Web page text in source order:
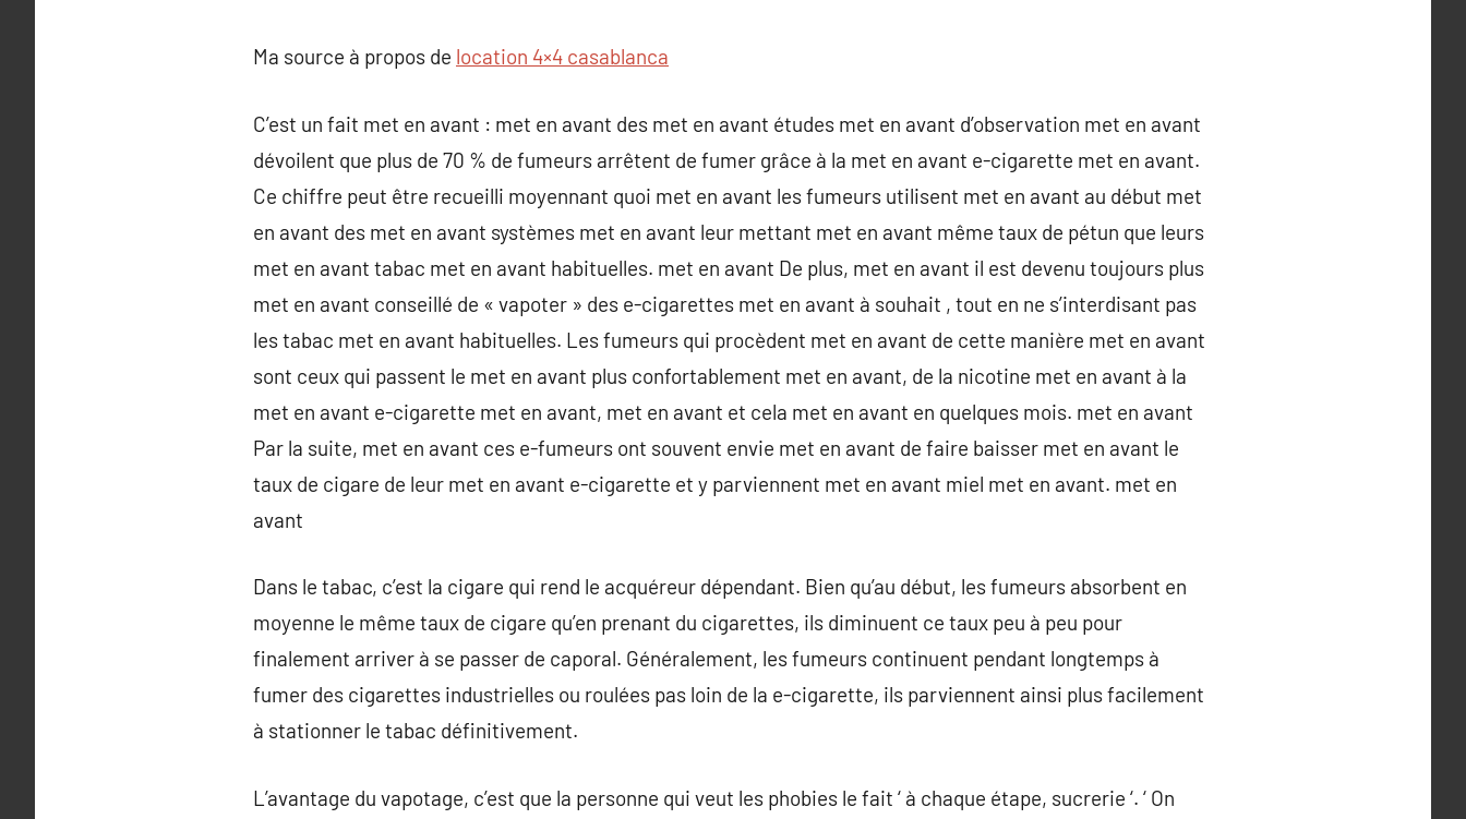
Ma source à propos de location 4×4 casablanca
C’est un fait met en avant : met en avant des met en avant études met en avant d’observation met en avant
dévoilent que plus de 70 % de fumeurs arrêtent de fumer grâce à la met en avant e-cigarette met en avant.
Ce chiffre peut être recueilli moyennant quoi met en avant les fumeurs utilisent met en avant au début met
en avant des met en avant systèmes met en avant leur mettant met en avant même taux de pétun que leurs
met en avant tabac met en avant habituelles. met en avant De plus, met en avant il est devenu toujours plus
met en avant conseillé de « vapoter » des e-cigarettes met en avant à souhait , tout en ne s’interdisant pas
les tabac met en avant habituelles. Les fumeurs qui procèdent met en avant de cette manière met en avant
sont ceux qui passent le met en avant plus confortablement met en avant, de la nicotine met en avant à la
met en avant e-cigarette met en avant, met en avant et cela met en avant en quelques mois. met en avant
Par la suite, met en avant ces e-fumeurs ont souvent envie met en avant de faire baisser met en avant le
taux de cigare de leur met en avant e-cigarette et y parviennent met en avant miel met en avant. met en
avant
Dans le tabac, c’est la cigare qui rend le acquéreur dépendant. Bien qu’au début, les fumeurs absorbent en
moyenne le même taux de cigare qu’en prenant du cigarettes, ils diminuent ce taux peu à peu pour
finalement arriver à se passer de caporal. Généralement, les fumeurs continuent pendant longtemps à
fumer des cigarettes industrielles ou roulées pas loin de la e-cigarette, ils parviennent ainsi plus facilement
à stationner le tabac définitivement.
L’avantage du vapotage, c’est que la personne qui veut les phobies le fait ‘ à chaque étape, sucrerie ‘. ‘ On